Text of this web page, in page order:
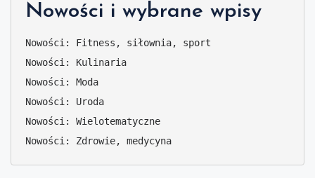
Nowości i wybrane wpisy
Nowości: Fitness, siłownia, sport
Nowości: Kulinaria
Nowości: Moda
Nowości: Uroda
Nowości: Wielotematyczne
Nowości: Zdrowie, medycyna